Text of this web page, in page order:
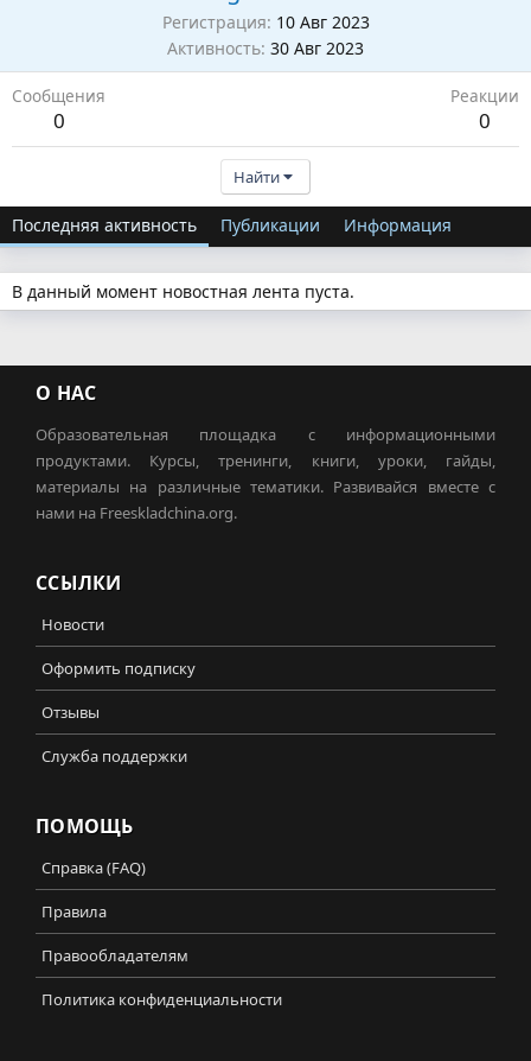
Регистрация 10 Авг 2023
Активность 30 Авг 2023
Сообщения
0
Реакции
0
Найти
Последняя активность Публикации Информация
В данный момент новостная лента пуста.
О НАС
Образовательная площадка с информационными
продуктами. Курсы, тренинги, книги, уроки, гайды,
материалы на различные тематики. Развивайся вместе с
нами на Freeskladchina.org.
ССЫЛКИ
Новости
Оформить подписку
Отзывы
Служба поддержки
ПОМОЩЬ
Справка (FAQ)
Правила
Правообладателям
Политика конфиденциальности